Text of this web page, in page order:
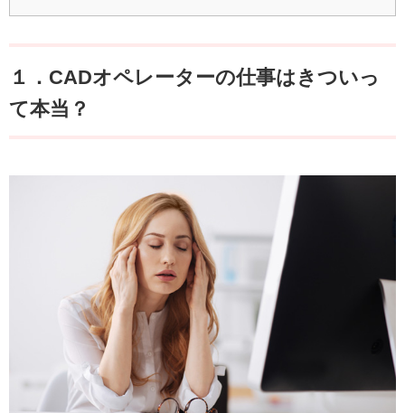
１．CADオペレーターの仕事はきついっ
て本当？